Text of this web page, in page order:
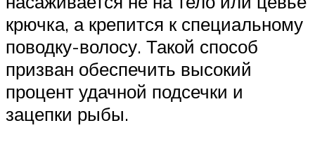
крючка, а крепится к специальному
поводку-волосу. Такой способ
призван обеспечить высокий
процент удачной подсечки и
зацепки рыбы.